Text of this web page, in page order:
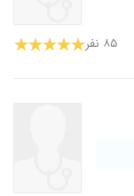
۸۵ نفر